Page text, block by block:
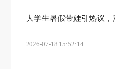
大学生暑假带娃引热议
2026-07-18 15:52:14